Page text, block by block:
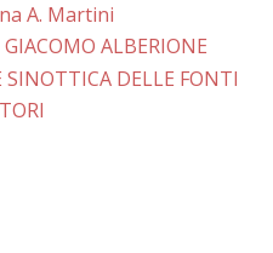
A. Martini
ALBERIONE
SINOTTICA DELLE FONTI